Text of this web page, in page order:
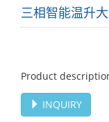
三相智能温升
Product
INQUIRY